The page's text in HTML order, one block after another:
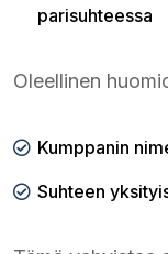
parisuhteessa
Oleellinen
Kumppanin
Suhteen